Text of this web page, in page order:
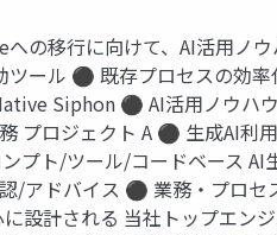
の移行に向けて、AI活用ノ
ール ⚫ 既存プロセスの効
Siphon ⚫ AI活用ノウハ
プロジェクト A ⚫ 生成AI利
プト/ツール/コードベース AI
/アドバイス ⚫ 業務・プロセ
設計される 当社トップエン